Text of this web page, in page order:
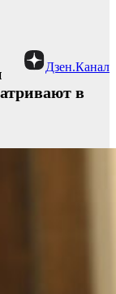
Дзен.Канал
в